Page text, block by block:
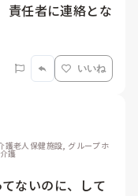
責任者に連絡とな
いいね
護老人保健施設, グループホ
護
ないのに、して